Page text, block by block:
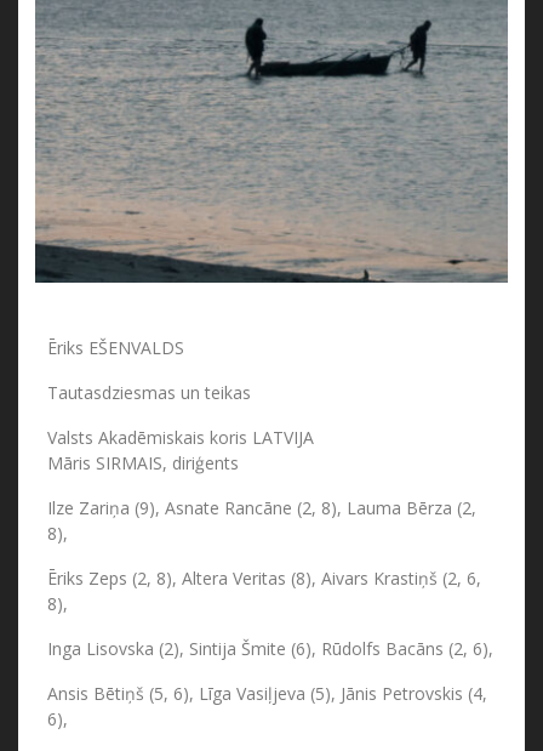
Ēriks EŠENVALDS
Tautasdziesmas un teikas
Valsts Akadēmiskais koris LATVIJA
Māris SIRMAIS, diriģents
Ilze Zariņa (9), Asnate Rancāne (2, 8), Lauma Bērza (2,
8),
Ēriks Zeps (2, 8), Altera Veritas (8), Aivars Krastiņš (2, 6,
8),
Inga Lisovska (2), Sintija Šmite (6), Rūdolfs Bacāns (2, 6),
Ansis Bētiņš (5, 6), Līga Vasiļjeva (5), Jānis Petrovskis (4,
6),